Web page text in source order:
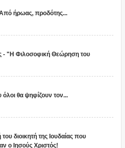
ήρωας, προδότης...
- "Η Φιλοσοφική Θεώρηση του
όλοι θα ψηφίζουν τον...
διοικητή της Ιουδαίας που
ο Ιησούς Χριστός!